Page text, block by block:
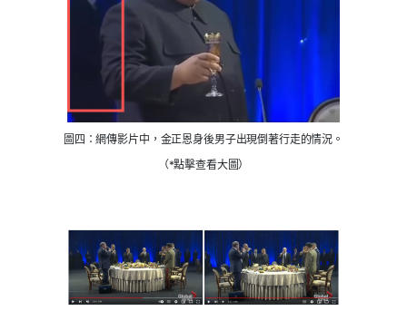
圖四：網傳影片中，金正恩身後男子出現倒著行走的情況。
（*點擊查看大圖）